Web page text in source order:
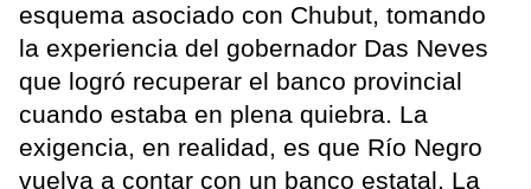
esquema asociado con Chubut, tomando
la experiencia del gobernador Das Neves
que logró recuperar el banco provincial
cuando estaba en plena quiebra. La
exigencia, en realidad, es que Río Negro
vuelva a contar con un banco estatal. La